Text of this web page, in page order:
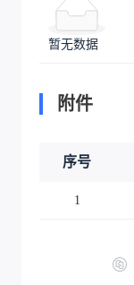
暂无数据
附件
序号
1